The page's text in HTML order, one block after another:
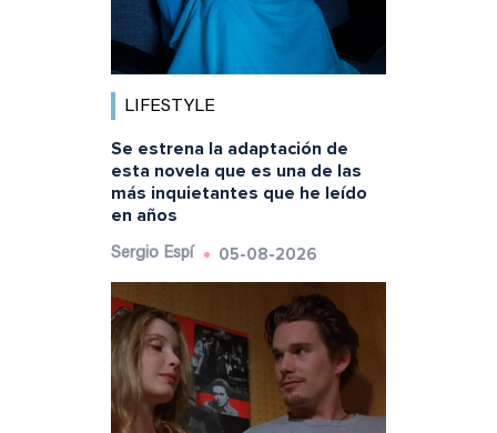
LIFESTYLE
Se estrena la adaptación de
esta novela que es una de las
más inquietantes que he leído
en años
Sergio Espí 05-08-2026